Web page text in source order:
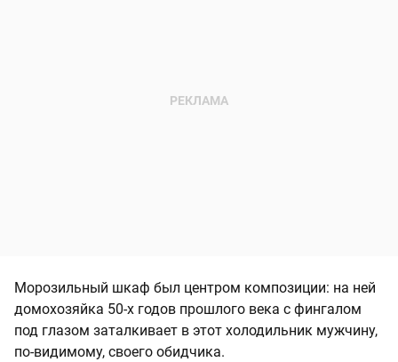
Морозильный шкаф был центром композиции: на ней
домохозяйка 50-х годов прошлого века с фингалом
под глазом заталкивает в этот холодильник мужчину,
по-видимому, своего обидчика.